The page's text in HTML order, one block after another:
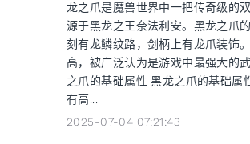
龙之爪是魔兽世界中一把传奇级的
源于黑龙之王奈法利安。黑龙之爪
刻有龙鳞纹路，剑柄上有龙爪装饰
高，被广泛认为是游戏中最强大的
之爪的基础属性 黑龙之爪的基础属
有高...
2025-07-04 07:21:43